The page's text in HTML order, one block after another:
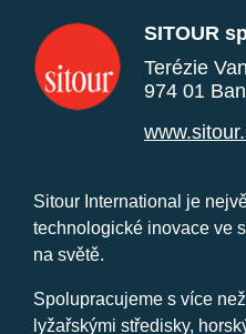
SITOUR
Terézie
974 01
Sitour International je
technologické inovace ve
na světě.
Spolupracujeme s více
lyžařskými středisky,